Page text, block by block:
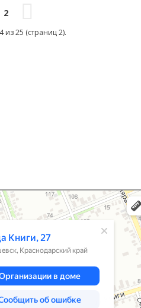
2
из 25 (страниц 2).